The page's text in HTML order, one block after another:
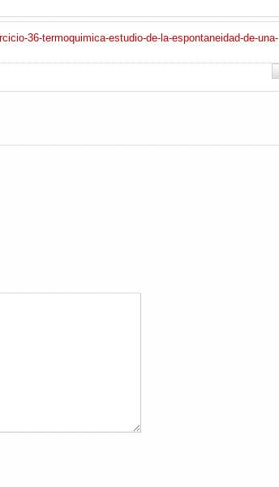
36-termoquimica-estudio-de-la-espontaneidad-de-una-